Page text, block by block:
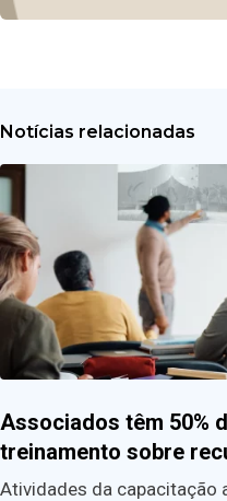
Notícias relacionadas
Associados têm 50%
treinamento sobre
Atividades da capacitação